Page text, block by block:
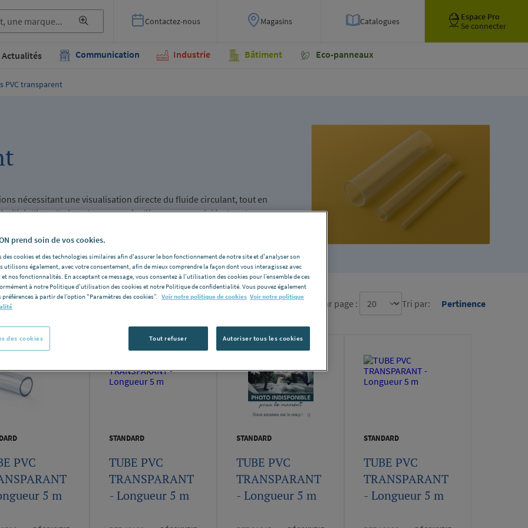
Contactez-nous Magasins Catalogues
Espace Pro
Se connecter
Actualités Communication Industrie Bâtiment Eco-panneaux
PVC transparent
nécessitant une visualisation directe du fluide circulant, tout en
d’installation. Ils sont particulièrement appréciés dans les
la réactivité en cas d’anomalie sont essentiels
produits: Nombre d'élément par page : Tri par: Pertinence
PVC
5 m
STANDARD
TUBE PVC
TRANSPARANT
- Longueur 5 m
STANDARD
TUBE PVC
TRANSPARANT
- Longueur 5 m
STANDARD
TUBE PVC
TRANSPARANT
- Longueur 5 m
prend soin de vos cookies.
des cookies et des technologies similaires afin d'assurer le bon fonctionnement de notre site et d'analyser son
utilisons également, avec votre consentement, afin de mieux comprendre la façon dont vous interagissez avec
nos fonctionnalités. En acceptant ce message, vous consentez à l’utilisation des cookies pour l’ensemble de ces
à notre Politique d'utilisation des cookies et notre Politique de confidentialité. Vous pouvez également
à partir de l’option "Paramètres des cookies”.
Voir notre politique de cookies Voir notre politique
Tout refuser Autoriser tous les cookies
des cookies